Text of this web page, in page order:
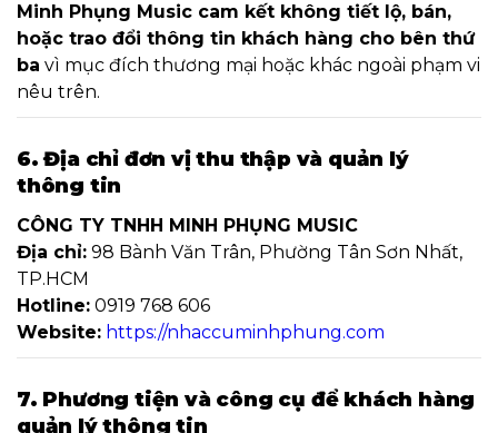
Minh Phụng Music cam kết không tiết lộ, bán,
hoặc trao đổi thông tin khách hàng cho bên thứ
ba vì mục đích thương mại hoặc khác ngoài phạm vi
nêu trên.
6. Địa chỉ đơn vị thu thập và quản lý
thông tin
CÔNG TY TNHH MINH PHỤNG MUSIC
Địa chỉ: 98 Bành Văn Trân, Phường Tân Sơn Nhất,
TP.HCM
Hotline: 0919 768 606
Website: https://nhaccuminhphung.com
7. Phương tiện và công cụ để khách hàng
quản lý thông tin